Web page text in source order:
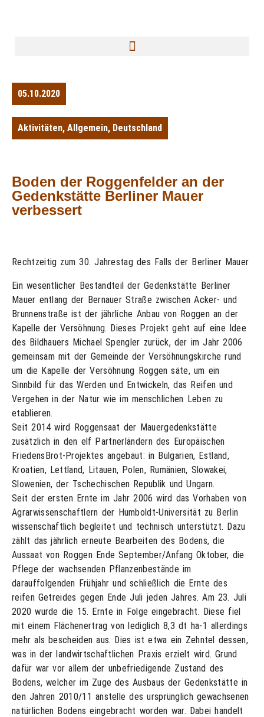
05.10.2020
Aktivitäten, Allgemein, Deutschland
Boden der Roggenfelder an der
Gedenkstätte Berliner Mauer
verbessert
Rechtzeitig zum 30. Jahrestag des Falls der Berliner Mauer
Ein wesentlicher Bestandteil der Gedenkstätte Berliner
Mauer entlang der Bernauer Straße zwischen Acker- und
Brunnenstraße ist der jährliche Anbau von Roggen an der
Kapelle der Versöhnung. Dieses Projekt geht auf eine Idee
des Bildhauers Michael Spengler zurück, der im Jahr 2006
gemeinsam mit der Gemeinde der Versöhnungskirche rund
um die Kapelle der Versöhnung Roggen säte, um ein
Sinnbild für das Werden und Entwickeln, das Reifen und
Vergehen in der Natur wie im menschlichen Leben zu
etablieren.
Seit 2014 wird Roggensaat der Mauergedenkstätte
zusätzlich in den elf Partnerländern des Europäischen
FriedensBrot-Projektes angebaut: in Bulgarien, Estland,
Kroatien, Lettland, Litauen, Polen, Rumänien, Slowakei,
Slowenien, der Tschechischen Republik und Ungarn.
Seit der ersten Ernte im Jahr 2006 wird das Vorhaben von
Agrarwissenschaftlern der Humboldt-Universität zu Berlin
wissenschaftlich begleitet und technisch unterstützt. Dazu
zählt das jährlich erneute Bearbeiten des Bodens, die
Aussaat von Roggen Ende September/Anfang Oktober, die
Pflege der wachsenden Pflanzenbestände im
darauffolgenden Frühjahr und schließlich die Ernte des
reifen Getreides gegen Ende Juli jeden Jahres. Am 23. Juli
2020 wurde die 15. Ernte in Folge eingebracht. Diese fiel
mit einem Flächenertrag von lediglich 8,3 dt ha-1 allerdings
mehr als bescheiden aus. Dies ist etwa ein Zehntel dessen,
was in der landwirtschaftlichen Praxis erzielt wird. Grund
dafür war vor allem der unbefriedigende Zustand des
Bodens, welcher im Zuge des Ausbaus der Gedenkstätte in
den Jahren 2010/11 anstelle des ursprünglich gewachsenen
natürlichen Bodens eingebracht worden war. Dabei handelt